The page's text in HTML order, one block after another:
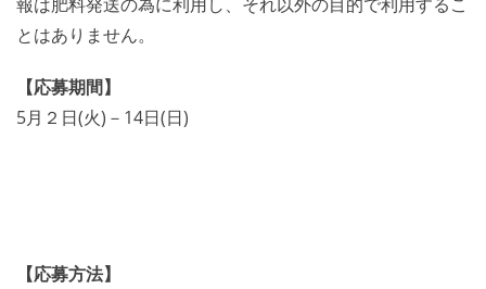
とはありません。
【応募期間】
5月２日(火)－14日(日)
【応募方法】